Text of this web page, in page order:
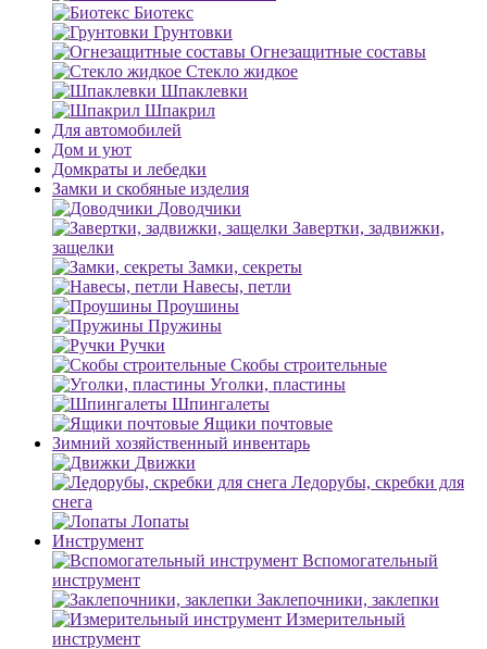
Биотекс
Грунтовки
Огнезащитные составы
Стекло жидкое
Шпаклевки
Шпакрил
Для автомобилей
Дом и уют
Домкраты и лебедки
Замки и скобяные изделия
Доводчики
Завертки, задвижки,
защелки
Замки, секреты
Навесы, петли
Проушины
Пружины
Ручки
Скобы строительные
Уголки, пластины
Шпингалеты
Ящики почтовые
Зимний хозяйственный инвентарь
Движки
Ледорубы, скребки для
снега
Лопаты
Инструмент
Вспомогательный
инструмент
Заклепочники, заклепки
Измерительный
инструмент